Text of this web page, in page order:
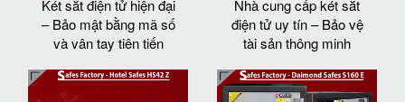
Két sắt điện tử hiện đại
– Bảo mật bằng mã số
và vân tay tiên tiến
Nhà cung cấp két sắt
điện tử uy tín – Bảo vệ
tài sản thông minh